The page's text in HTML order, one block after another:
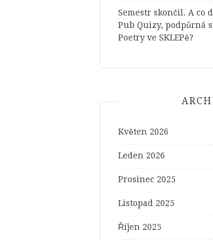
Semestr skončil. A co
Pub Quizy, podpůrná
Poetry ve SKLEPě?
Květen 2026
Leden 2026
Prosinec 2025
Listopad 2025
Říjen 2025